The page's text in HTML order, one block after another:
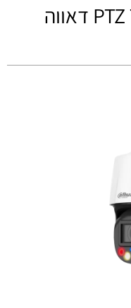
מצלמה PTZ TIOC 4MP X5 דאווה